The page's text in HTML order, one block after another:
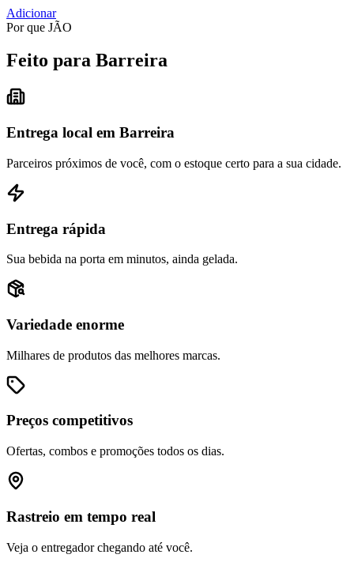
Adicionar
Por que JÃO
Feito para Barreira
Entrega local em Barreira
Parceiros próximos de você, com o estoque certo para a sua cidade.
Entrega rápida
Sua bebida na porta em minutos, ainda gelada.
Variedade enorme
Milhares de produtos das melhores marcas.
Preços competitivos
Ofertas, combos e promoções todos os dias.
Rastreio em tempo real
Veja o entregador chegando até você.